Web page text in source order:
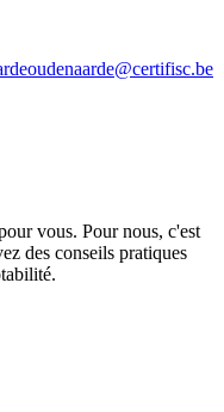
oudenaarde@certifisc.be
vous. Pour nous, c'est
des conseils pratiques